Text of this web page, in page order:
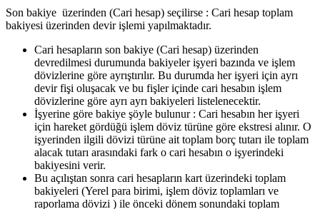
Son bakiye üzerinden (Cari hesap) seçilirse : Cari hesap toplam
bakiyesi üzerinden devir işlemi yapılmaktadır.
Cari hesapların son bakiye (Cari hesap) üzerinden
devredilmesi durumunda bakiyeler işyeri bazında ve işlem
dövizlerine göre ayrıştırılır. Bu durumda her işyeri için ayrı
devir fişi oluşacak ve bu fişler içinde cari hesabın işlem
dövizlerine göre ayrı ayrı bakiyeleri listelenecektir.
İşyerine göre bakiye şöyle bulunur : Cari hesabın her işyeri
için hareket gördüğü işlem döviz türüne göre ekstresi alınır. O
işyerinden ilgili dövizi türüne ait toplam borç tutarı ile toplam
alacak tutarı arasındaki fark o cari hesabın o işyerindeki
bakiyesini verir.
Bu açılıştan sonra cari hesapların kart üzerindeki toplam
bakiyeleri (Yerel para birimi, işlem döviz toplamları ve
raporlama dövizi ) ile önceki dönem sonundaki toplam